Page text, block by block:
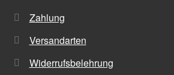
Zahlung
Versandarten
Widerrufsbelehrung